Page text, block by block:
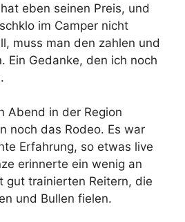
eben seinen Preis, und
im Camper nicht
muss man den zahlen und
Ein Gedanke, den ich noch
Abend in der Region
noch das Rodeo. Es war
Erfahrung, so etwas live
erinnerte ein wenig an
gut trainierten Reitern, die
und Bullen fielen.